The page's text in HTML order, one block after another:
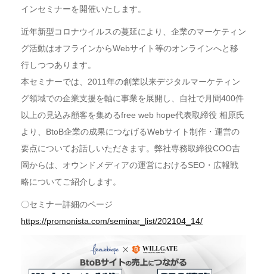
インセミナーを開催いたします。
近年新型コロナウイルスの蔓延により、企業のマーケティン
グ活動はオフラインからWebサイト等のオンラインへと移
行しつつあります。
本セミナーでは、2011年の創業以来デジタルマーケティン
グ領域での企業支援を軸に事業を展開し、自社で月間400件
以上の見込み顧客を集めるfree web hope代表取締役 相原氏
より、BtoB企業の成果につなげるWebサイト制作・運営の
要点についてお話しいただきます。弊社専務取締役COO吉
岡からは、オウンドメディアの運営におけるSEO・広報戦
略についてご紹介します。
〇セミナー詳細のページ
https://promonista.com/seminar_list/202104_14/